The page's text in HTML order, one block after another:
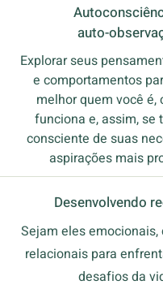
auto-
Explorar seus
e comportamentos
melhor quem você é,
funciona e, assim, se
consciente de suas
aspirações mais
Desenvolvendo
Sejam eles emocionais,
relacionais para
desafios da